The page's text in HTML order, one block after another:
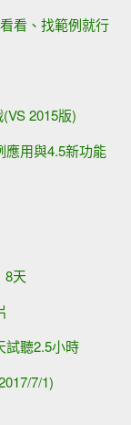
看、找範例就行
2015版)
應用與4.5新功能
8天
試聽2.5小時
7/1)